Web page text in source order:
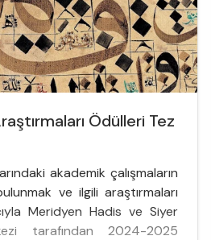
Ödülleri Tez
akademik çalışmaların
ve ilgili araştırmaları
Meridyen Hadis ve Siyer
tarafından 2024-2025